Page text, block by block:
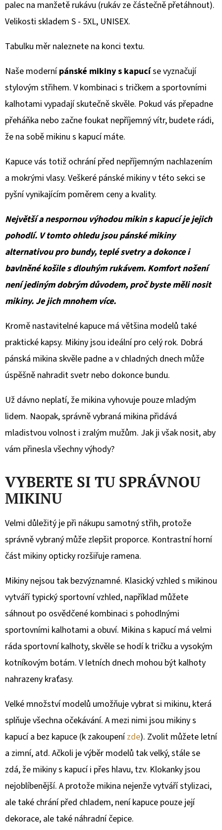
palec na manžetě rukávu (rukáv ze částečně přetáhnout).
Velikosti skladem S - 5XL, UNISEX.
Tabulku měr naleznete na konci textu.
Naše modernípánské mikiny s kapucíse vyznačují
stylovým střihem. V kombinaci s tričkem a sportovními
kalhotami vypadají skutečně skvěle. Pokud vás přepadne
přeháňka nebo začne foukat nepříjemný vítr, budete rádi,
že na sobě mikinu s kapucí máte.
Kapuce vás totiž ochrání před nepříjemným nachlazením
a mokrými vlasy. Veškeré pánské mikiny v této sekci se
pyšní vynikajícím poměrem ceny a kvality.
Největší a nespornou výhodou mikin s kapucí je jejich
pohodlí. V tomto ohledu jsou pánské mikiny
alternativou pro bundy, teplé svetry a dokonce i
bavlněné košile s dlouhým rukávem. Komfort nošení
není jediným dobrým důvodem, proč byste měli nosit
mikiny. Je jich mnohem více.
Kromě nastavitelné kapuce má většina modelů také
praktické kapsy. Mikiny jsou ideální pro celý rok. Dobrá
pánská mikina skvěle padne a v chladných dnech může
úspěšně nahradit svetr nebo dokonce bundu.
Už dávno neplatí, že mikina vyhovuje pouze mladým
lidem. Naopak, správně vybraná mikina přidává
mladistvou volnost i zralým mužům. Jak ji však nosit, aby
vám přinesla všechny výhody?
VYBERTE SI TU SPRÁVNOU
MIKINU
Velmi důležitý je při nákupu samotný střih, protože
správně vybraný může zlepšit proporce. Kontrastní horní
část mikiny opticky rozšiřuje ramena.
Mikiny nejsou tak bezvýznamné. Klasický vzhled s mikinou
vytváří typický sportovní vzhled, například můžete
sáhnout po osvědčené kombinaci s pohodlnými
sportovními kalhotami a obuví. Mikina s kapucí má velmi
ráda sportovní kalhoty, skvěle se hodí k tričku a vysokým
kotníkovým botám. V letních dnech mohou být kalhoty
nahrazeny kraťasy.
Velké množství modelů umožňuje vybrat si mikinu, která
splňuje všechna očekávání. A mezi nimi jsou mikiny s
kapucí a bez kapuce (k zakoupenízde). Zvolit můžete letní
a zimní, atd. Ačkoli je výběr modelů tak velký, stále se
zdá, že mikiny s kapucí i přes hlavu, tzv. Klokanky jsou
nejoblíbenější. A protože mikina nejenže vytváří stylizaci,
ale také chrání před chladem, není kapuce pouze její
dekorace, ale také náhradní čepice.